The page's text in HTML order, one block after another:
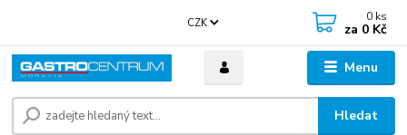
Menu
CZK
Hledat
0 ks
za 0 Kč